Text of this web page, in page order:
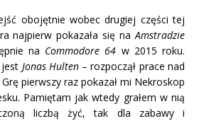
obojętnie wobec drugiej części tej
najpierw pokazała się naAmstradzie
na Commodore 64 w 2015 roku.
Jonas Hulten– rozpoczął prace nad
pierwszy raz pokazał mi Nekroskop
Pamiętam jak wtedy grałem w nią
liczbą żyć, tak dla zabawy i